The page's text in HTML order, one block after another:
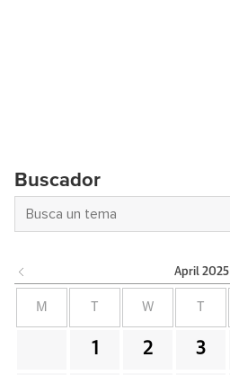
Buscador
April 2025
M W
1 2 3